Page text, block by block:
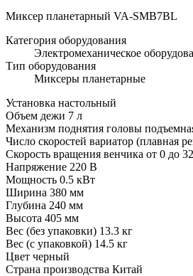
Миксер планетарный VA-SMB7BL
Категория оборудования
Электромеханическое
Тип оборудования
Миксеры планетарные
Установка настольный
Объем дежи 7 л
Механизм поднятия головы
Число скоростей вариатор (плавная
Скорость вращения венчика от 0 до
Напряжение 220 В
Мощность 0.5 кВт
Ширина 380 мм
Глубина 240 мм
Высота 405 мм
Вес (без упаковки) 13.3 кг
Вес (с упаковкой) 14.5 кг
Цвет черный
Страна производства Китай